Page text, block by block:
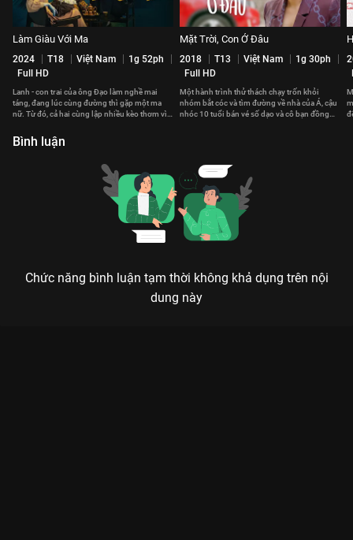
Làm Giàu Với Ma
2024 T18 Việt Nam
1g 52ph
Full HD
Lanh - con trai của ông Đạo làm nghề mai
táng, đang lúc cùng đường thì gặp một ma
nữ. Từ đó, cả hai cùng lập nhiều kèo thơm vì
Mặt Trời, Con Ở Đâu
2018 T13 Việt Nam
1g 30ph
Full HD
Một hành trình thử thách chạy trốn khỏi
nhóm bắt cóc và tìm đường về nhà của Á, cậu
nhóc 10 tuổi bán vé số dạo và cô bạn đồng
Bình luận
Chức năng bình luận tạm thời không khả dụng trên nội
dung này